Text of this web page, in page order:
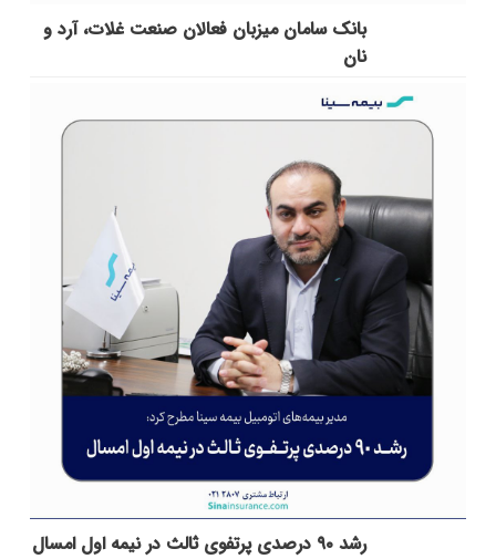
بانک سامان میزبان فعالان صنعت غلات، آرد و
نان
رشد ۹۰ درصدی پرتفوی ثالث در نیمه اول امسال